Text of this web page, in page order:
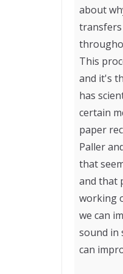
about
This
and it's
has
certain
paper
Paller
that
and that
working
we can
sound in
can